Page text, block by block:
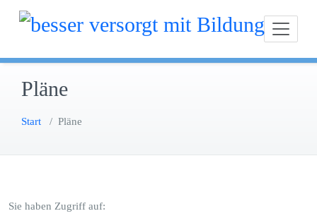
Zum
besser versorgt mit
Pläne
Start / Pläne
Sie haben Zugriff auf: